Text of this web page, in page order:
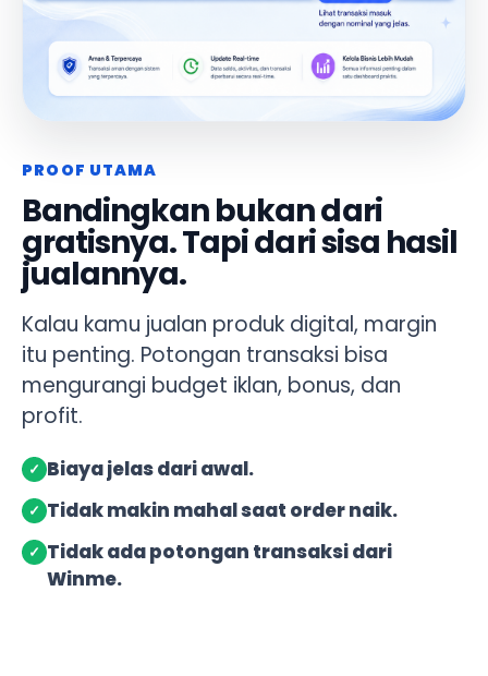
PROOF UTAMA
Bandingkan bukan dari
gratisnya. Tapi dari sisa hasil
jualannya.
Kalau kamu jualan produk digital, margin
itu penting. Potongan transaksi bisa
mengurangi budget iklan, bonus, dan
profit.
✓ Biaya jelas dari awal.
✓ Tidak makin mahal saat order naik.
✓ Tidak ada potongan transaksi dari
Winme.